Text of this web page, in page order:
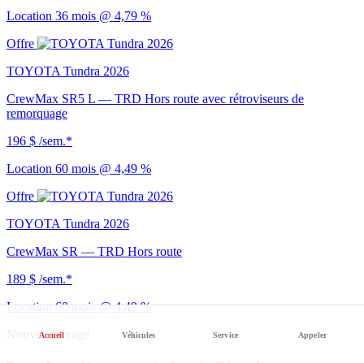
Location 36 mois @ 4,79 %
Offre
TOYOTA Tundra 2026
CrewMax SR5 L — TRD Hors route avec rétroviseurs de
remorquage
196 $ /sem.*
Location 60 mois @ 4,49 %
Offre
TOYOTA Tundra 2026
CrewMax SR — TRD Hors route
189 $ /sem.*
Location 60 mois @ 4,49 %
Nouvel arrivage
Accueil Véhicules Service Appeler